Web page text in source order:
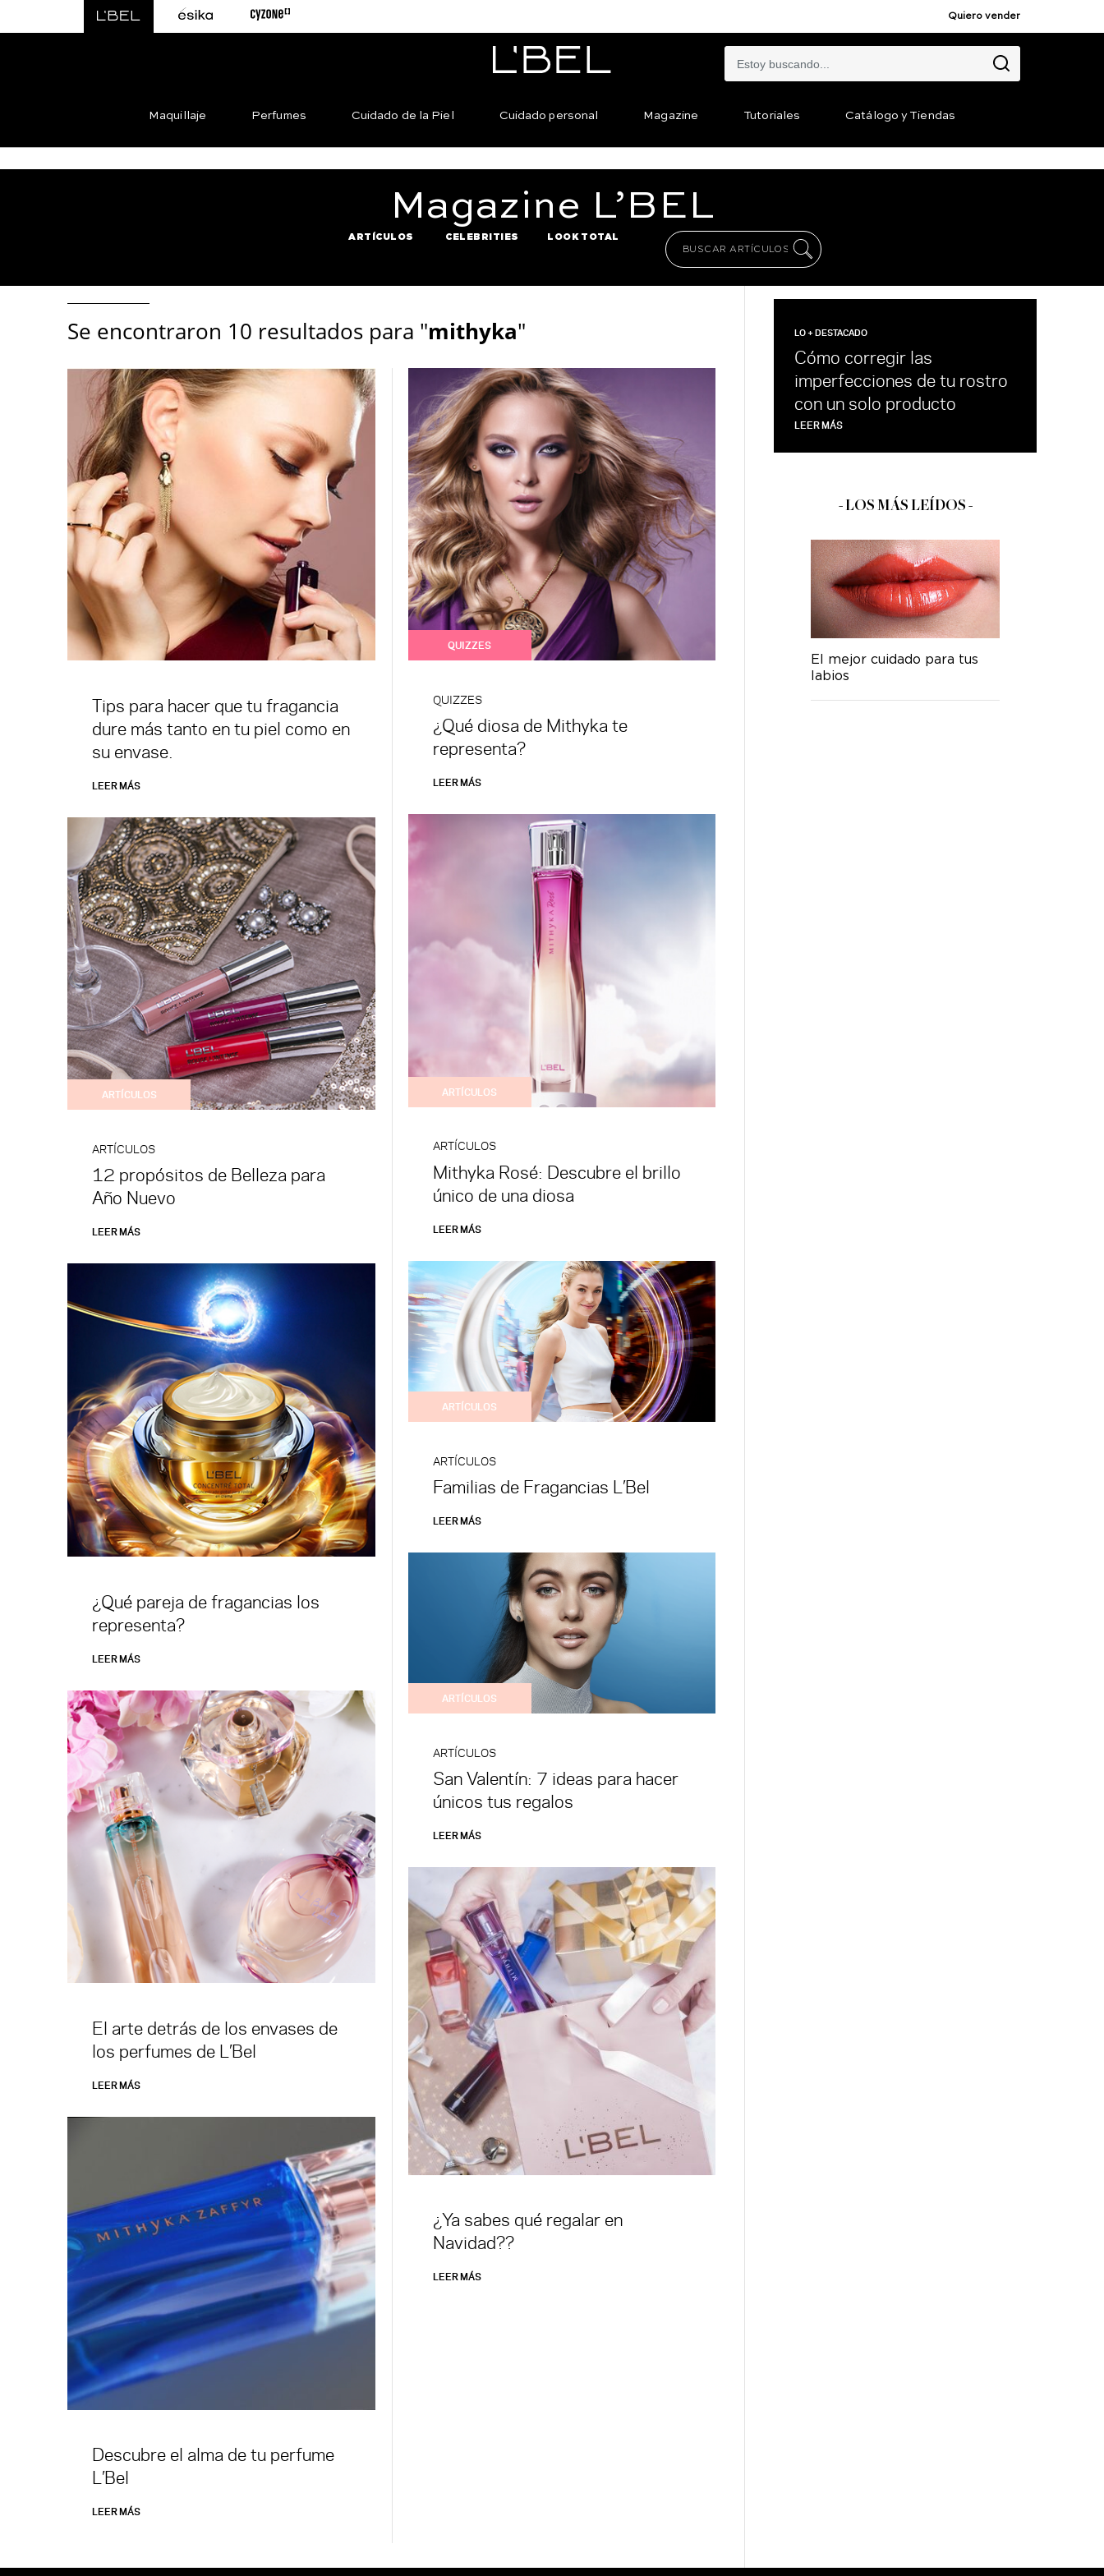
Quiero vender
Maquillaje Perfumes Cuidado de la Piel Cuidado personal Magazine Tutoriales Catálogo y Tiendas
Magazine L’BEL
ARTÍCULOS CELEBRITIES LOOK TOTAL
Se encontraron 10 resultados para "mithyka"
Tips para hacer que tu fragancia
dure más tanto en tu piel como en
su envase.
LEER MÁS
ARTÍCULOS
ARTÍCULOS
12 propósitos de Belleza para
Año Nuevo
LEER MÁS
¿Qué pareja de fragancias los
representa?
LEER MÁS
El arte detrás de los envases de
los perfumes de L’Bel
LEER MÁS
Descubre el alma de tu perfume
L’Bel
LEER MÁS
QUIZZES
QUIZZES
¿Qué diosa de Mithyka te
representa?
LEER MÁS
ARTÍCULOS
ARTÍCULOS
Mithyka Rosé: Descubre el brillo
único de una diosa
LEER MÁS
ARTÍCULOS
ARTÍCULOS
Familias de Fragancias L’Bel
LEER MÁS
ARTÍCULOS
ARTÍCULOS
San Valentín: 7 ideas para hacer
únicos tus regalos
LEER MÁS
¿Ya sabes qué regalar en
Navidad??
LEER MÁS
LO + DESTACADO
Cómo corregir las
imperfecciones de tu rostro
con un solo producto
LEER MÁS
- LOS MÁS LEÍDOS -
El mejor cuidado para tus
labios